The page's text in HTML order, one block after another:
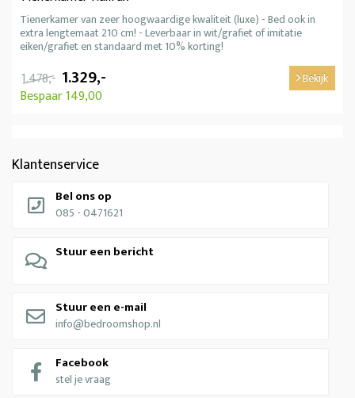
Klantenservice
Bel ons op
085 - 0471621
Stuur een bericht
Stuur een e-mail
info@bedroomshop.nl
Facebook
stel je vraag
Tienerkamer van zeer hoogwaardige kwaliteit (luxe) - Bed ook in
extra lengtemaat 210 cm! - Leverbaar in wit/grafiet of imitatie
eiken/grafiet en standaard met 10% korting!
1.478,- 1.329,-
Bespaar 149,00
Bekijk